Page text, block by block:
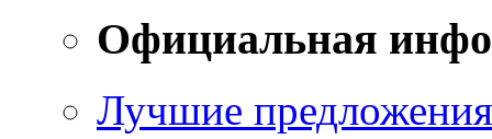
Официальная
Лучшие предложения